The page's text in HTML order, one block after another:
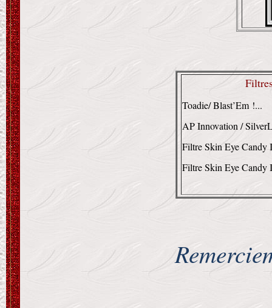
Toadie/ Blast’Em !...
AP Innovation /
Filtre Skin Eye Candy
Filtre Skin Eye Candy